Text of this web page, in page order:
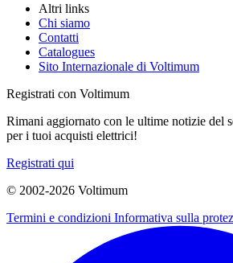
Altri links
Chi siamo
Contatti
Catalogues
Sito Internazionale di Voltimum
Registrati con Voltimum
Rimani aggiornato con le ultime notizie del
per i tuoi acquisti elettrici!
Registrati qui
© 2002-2026 Voltimum
Termini e condizioni Informativa sulla